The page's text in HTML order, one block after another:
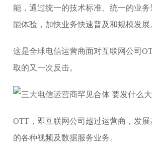
能，通过统一的技术标准、统一的业
能体验，加快业务快速普及和规模发展
这是全球电信运营商面对互联网公司
取的又一次反击。
OTT，即互联网公司越过运营商，发展
的各种视频及数据服务业务。